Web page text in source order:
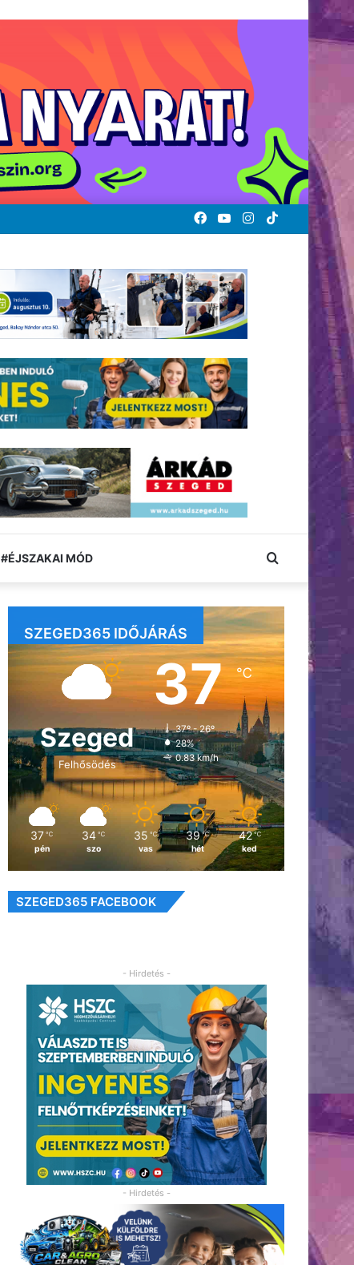
TikTok
Instagram
YouTube
Facebook
#ÉJSZAKAI MÓD Keresés:
SZEGED365 IDŐJÁRÁS
Szeged
Felhősödés
37℃
37º - 26º
28%
0.83 km/h
37 ℃
pén
34 ℃
szo
35 ℃
vas
39 ℃
hét
42 ℃
ked
SZEGED365 FACEBOOK
- Hirdetés -
- Hirdetés -